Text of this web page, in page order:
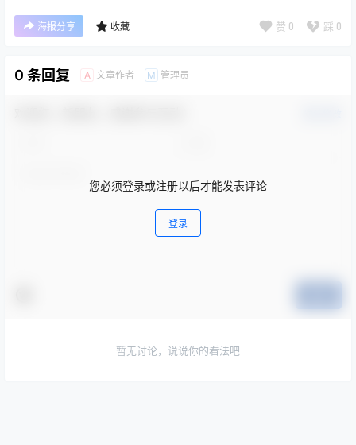
海报分享 收藏 赞 0 踩 0
0 条回复 A 文章作者 M 管理员
您必须登录或注册以后才能发表评论
登录
暂无讨论，说说你的看法吧